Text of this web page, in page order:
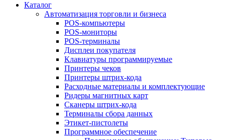
Каталог
Автоматизация торговли и бизнеса
POS-компьютеры
POS-мониторы
POS-терминалы
Дисплеи покупателя
Клавиатуры программируемые
Принтеры чеков
Принтеры штрих-кода
Расходные материалы и комплектующие
Ридеры магнитных карт
Сканеры штрих-кода
Терминалы сбора данных
Этикет-пистолеты
Программное обеспечение